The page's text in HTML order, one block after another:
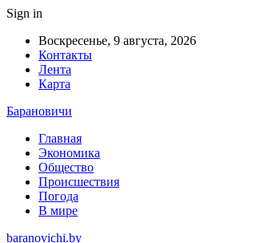
Sign in
Воскресенье, 9 августа, 2026
Контакты
Лента
Карта
Барановичи
Главная
Экономика
Общество
Происшествия
Погода
В мире
baranovichi.by